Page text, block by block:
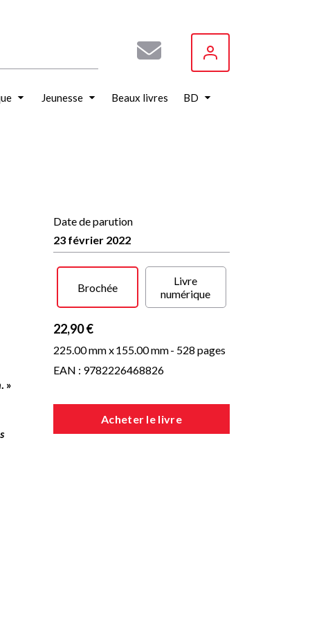
Jeunesse Beaux livres BD
. »
Date de parution
23 février 2022
Brochée
Livre
numérique
22,90 €
225.00 mm x155.00 mm- 528 pages
EAN : 9782226468826
Acheter le livre